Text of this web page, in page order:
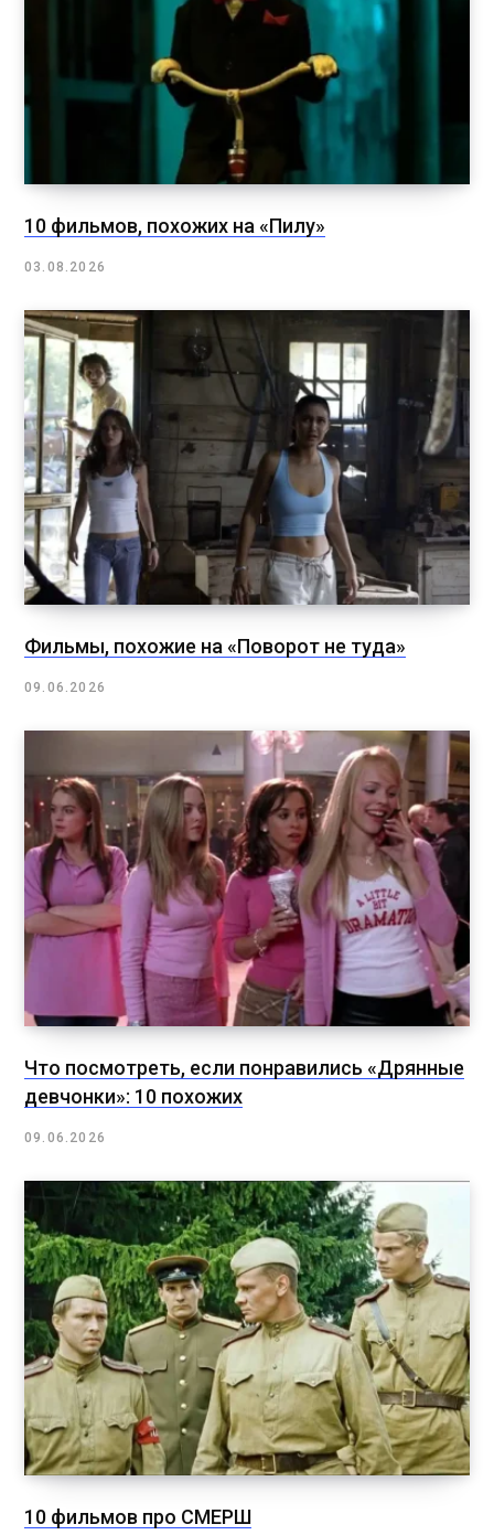
10 фильмов, похожих на «Пилу»
03.08.2026
Фильмы, похожие на «Поворот не туда»
09.06.2026
Что посмотреть, если понравились «Дрянные
девчонки»: 10 похожих
09.06.2026
10 фильмов про СМЕРШ